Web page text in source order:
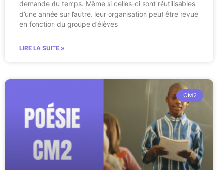
demande du temps. Même si celles-ci sont réutilisables
d’une année sur l’autre, leur organisation peut être revue
en fonction du groupe d’élèves
LIRE LA SUITE »
CM2